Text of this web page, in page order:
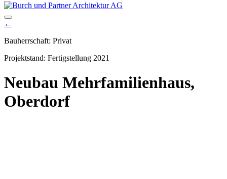
Hauptnavigation
←
Bauherrschaft: Privat
Projektstand: Fertigstellung 2021
Neubau Mehrfamilienhaus,
Oberdorf